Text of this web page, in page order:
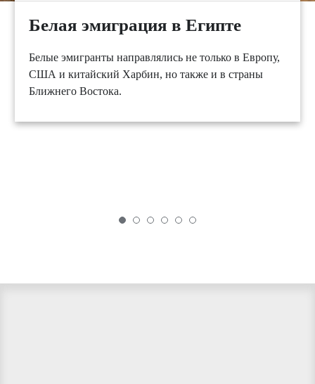
Белая эмиграция в Египте
Белые эмигранты направлялись не только в Европу,
США и китайский Харбин, но также и в страны
Ближнего Востока.